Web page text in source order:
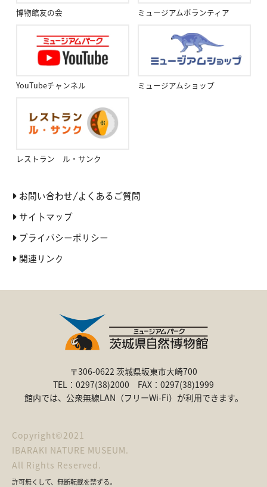
博物館友の会 ミュージアムボランティア
YouTubeチャンネル ミュージアムショップ
レストラン ル・サンク
お問い合わせ/よくあるご質問
サイトマップ
プライバシーポリシー
関連リンク
〒306-0622 茨城県坂東市大崎700
TEL：0297(38)2000 FAX：0297(38)1999
館内では、公衆無線LAN（フリーWi-Fi）が利用できます。
Copyright©2021
IBARAKI NATURE MUSEUM.
All Rights Reserved.
許可無くして、無断転載を禁ずる。